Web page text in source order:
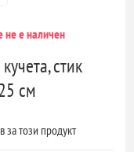
не е наличен
стик
см
този продукт